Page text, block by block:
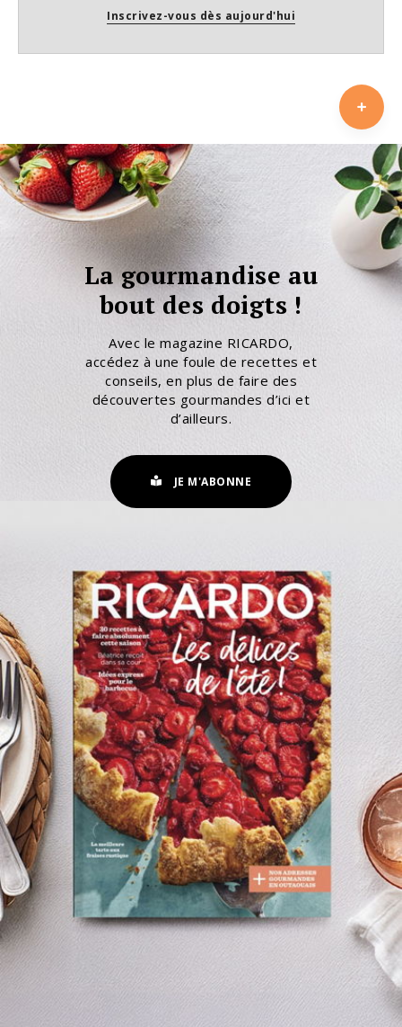
Inscrivez-vous dès aujourd'hui
La gourmandise au
bout des doigts !
Avec le magazine RICARDO,
accédez à une foule de recettes et
conseils, en plus de faire des
découvertes gourmandes d’ici et
d’ailleurs.
JE M'ABONNE